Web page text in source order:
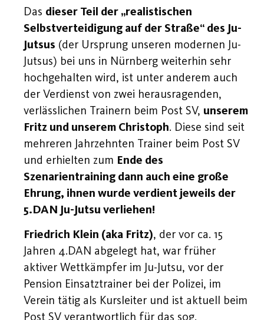
Das dieser Teil der „realistischen
Selbstverteidigung auf der Straße“ des Ju-
Jutsus (der Ursprung unseren modernen Ju-
Jutsus) bei uns in Nürnberg weiterhin sehr
hochgehalten wird, ist unter anderem auch
der Verdienst von zwei herausragenden,
verlässlichen Trainern beim Post SV, unserem
Fritz und unserem Christoph. Diese sind seit
mehreren Jahrzehnten Trainer beim Post SV
und erhielten zum Ende des
Szenarientraining dann auch eine große
Ehrung, ihnen wurde verdient jeweils der
5.DAN Ju-Jutsu verliehen!
Friedrich Klein (aka Fritz), der vor ca. 15
Jahren 4.DAN abgelegt hat, war früher
aktiver Wettkämpfer im Ju-Jutsu, vor der
Pension Einsatztrainer bei der Polizei, im
Verein tätig als Kursleiter und ist aktuell beim
Post SV verantwortlich für das sog.